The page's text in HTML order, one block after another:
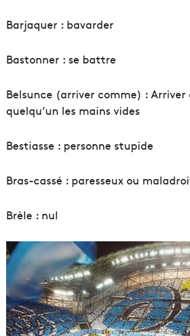
Barjaquer : bavarder
Bastonner : se battre
Belsunce (arriver comme) : Arriver
quelqu’un les mains vides
Bestiasse : personne stupide
Bras-cassé : paresseux ou
Brèle : nul